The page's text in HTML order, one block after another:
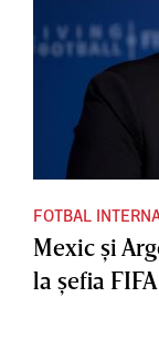
FOTBAL
Mexic şi
la şefia FIFA